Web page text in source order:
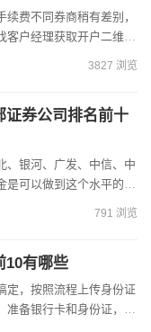
费不同券商稍有差别，
客户经理获取开户二维
和银行卡着手办...
3827 浏览
证券公司排名前十
、银河、广发、中信、中
是可以做到这个水平的，
适再进行注册...
791 浏览
10有哪些
定，按照流程上传身份证
准备银行卡和身份证，就
以...